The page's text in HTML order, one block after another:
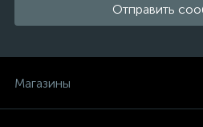
Отправить
Магазины